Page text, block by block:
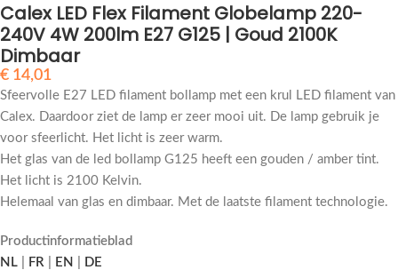
Calex LED Flex Filament Globelamp 220-
240V 4W 200lm E27 G125 | Goud 2100K
Dimbaar
€ 14,01
Sfeervolle E27 LED filament bollamp met een krul LED filament van
Calex. Daardoor ziet de lamp er zeer mooi uit. De lamp gebruik je
voor sfeerlicht. Het licht is zeer warm.
Het glas van de led bollamp G125 heeft een gouden / amber tint.
Het licht is 2100 Kelvin.
Helemaal van glas en dimbaar. Met de laatste filament technologie.
Productinformatieblad
NL
FR EN DE